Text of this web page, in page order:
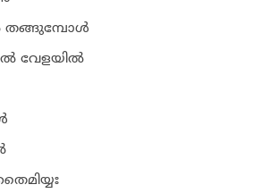
തങ്ങുമ്പോള്‍
വേളയില്‍